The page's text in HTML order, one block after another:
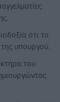
ότι το
υπουργού.
του